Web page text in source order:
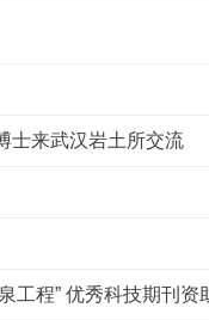
士来武汉岩土所交流
工程” 优秀科技期刊资